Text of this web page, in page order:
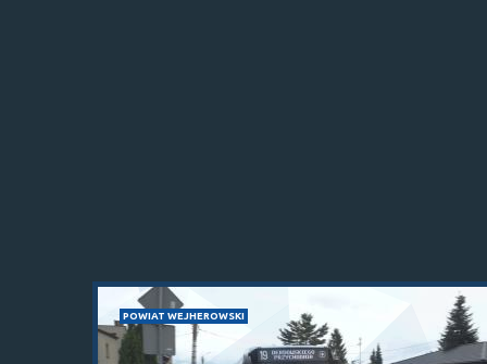
POWIAT WEJHEROWSKI